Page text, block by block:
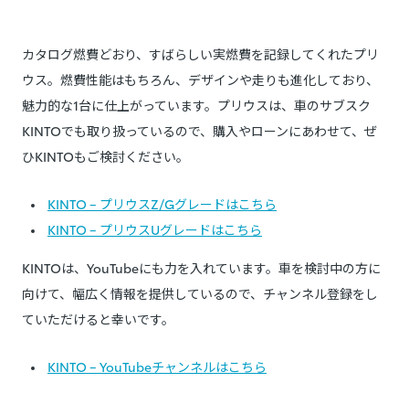
カタログ燃費どおり、すばらしい実燃費を記録してくれたプリ
ウス。燃費性能はもちろん、デザインや走りも進化しており、
魅力的な1台に仕上がっています。プリウスは、車のサブスク
KINTOでも取り扱っているので、購入やローンにあわせて、ぜ
ひKINTOもご検討ください。
KINTO – プリウスZ/Gグレードはこちら
KINTO – プリウスUグレードはこちら
KINTOは、YouTubeにも力を入れています。車を検討中の方に
向けて、幅広く情報を提供しているので、チャンネル登録をし
ていただけると幸いです。
KINTO – YouTubeチャンネルはこちら